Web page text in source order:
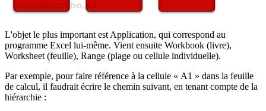
L'objet le plus important est Application, qui correspond au
programme Excel lui-même. Vient ensuite Workbook (livre),
Worksheet (feuille), Range (plage ou cellule individuelle).
Par exemple, pour faire référence à la cellule « A1 » dans la feuille
de calcul, il faudrait écrire le chemin suivant, en tenant compte de la
hiérarchie :